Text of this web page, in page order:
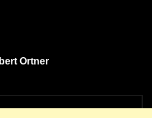
Ortner